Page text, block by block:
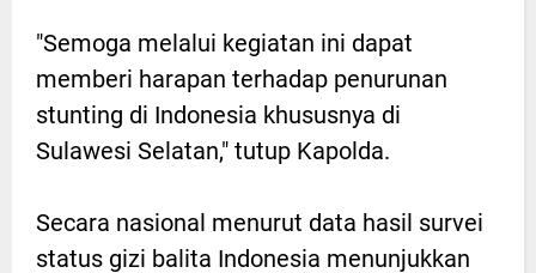
"Semoga melalui kegiatan ini dapat
memberi harapan terhadap penurunan
stunting di Indonesia khususnya di
Sulawesi Selatan," tutup Kapolda.
Secara nasional menurut data hasil survei
status gizi balita Indonesia menunjukkan